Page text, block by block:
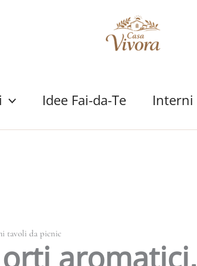
Idee Fai-da-Te Interni
tavoli da picnic
aromatici,